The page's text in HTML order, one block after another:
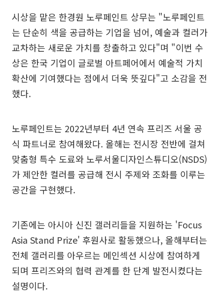
시상을 맡은 한경원 노루페인트 상무는 "노루페인트
는 단순히 색을 공급하는 기업을 넘어, 예술과 컬러가
교차하는 새로운 가치를 창출하고 있다"며 "이번 수
상은 한국 기업이 글로벌 아트페어에서 예술적 가치
확산에 기여했다는 점에서 더욱 뜻깊다"고 소감을 전
했다.
노루페인트는 2022년부터 4년 연속 프리즈 서울 공
식 파트너로 참여해왔다. 올해는 전시장 전반에 걸쳐
맞춤형 특수 도료와 노루서울디자인스튜디오(NSDS)
가 제안한 컬러를 공급해 전시 주제와 조화를 이루는
공간을 구현했다.
기존에는 아시아 신진 갤러리들을 지원하는 'Focus
Asia Stand Prize' 후원사로 활동했으나, 올해부터는
전체 갤러리를 아우르는 메인섹션 시상에 참여하게
되며 프리즈와의 협력 관계를 한 단계 발전시켰다는
설명이다.